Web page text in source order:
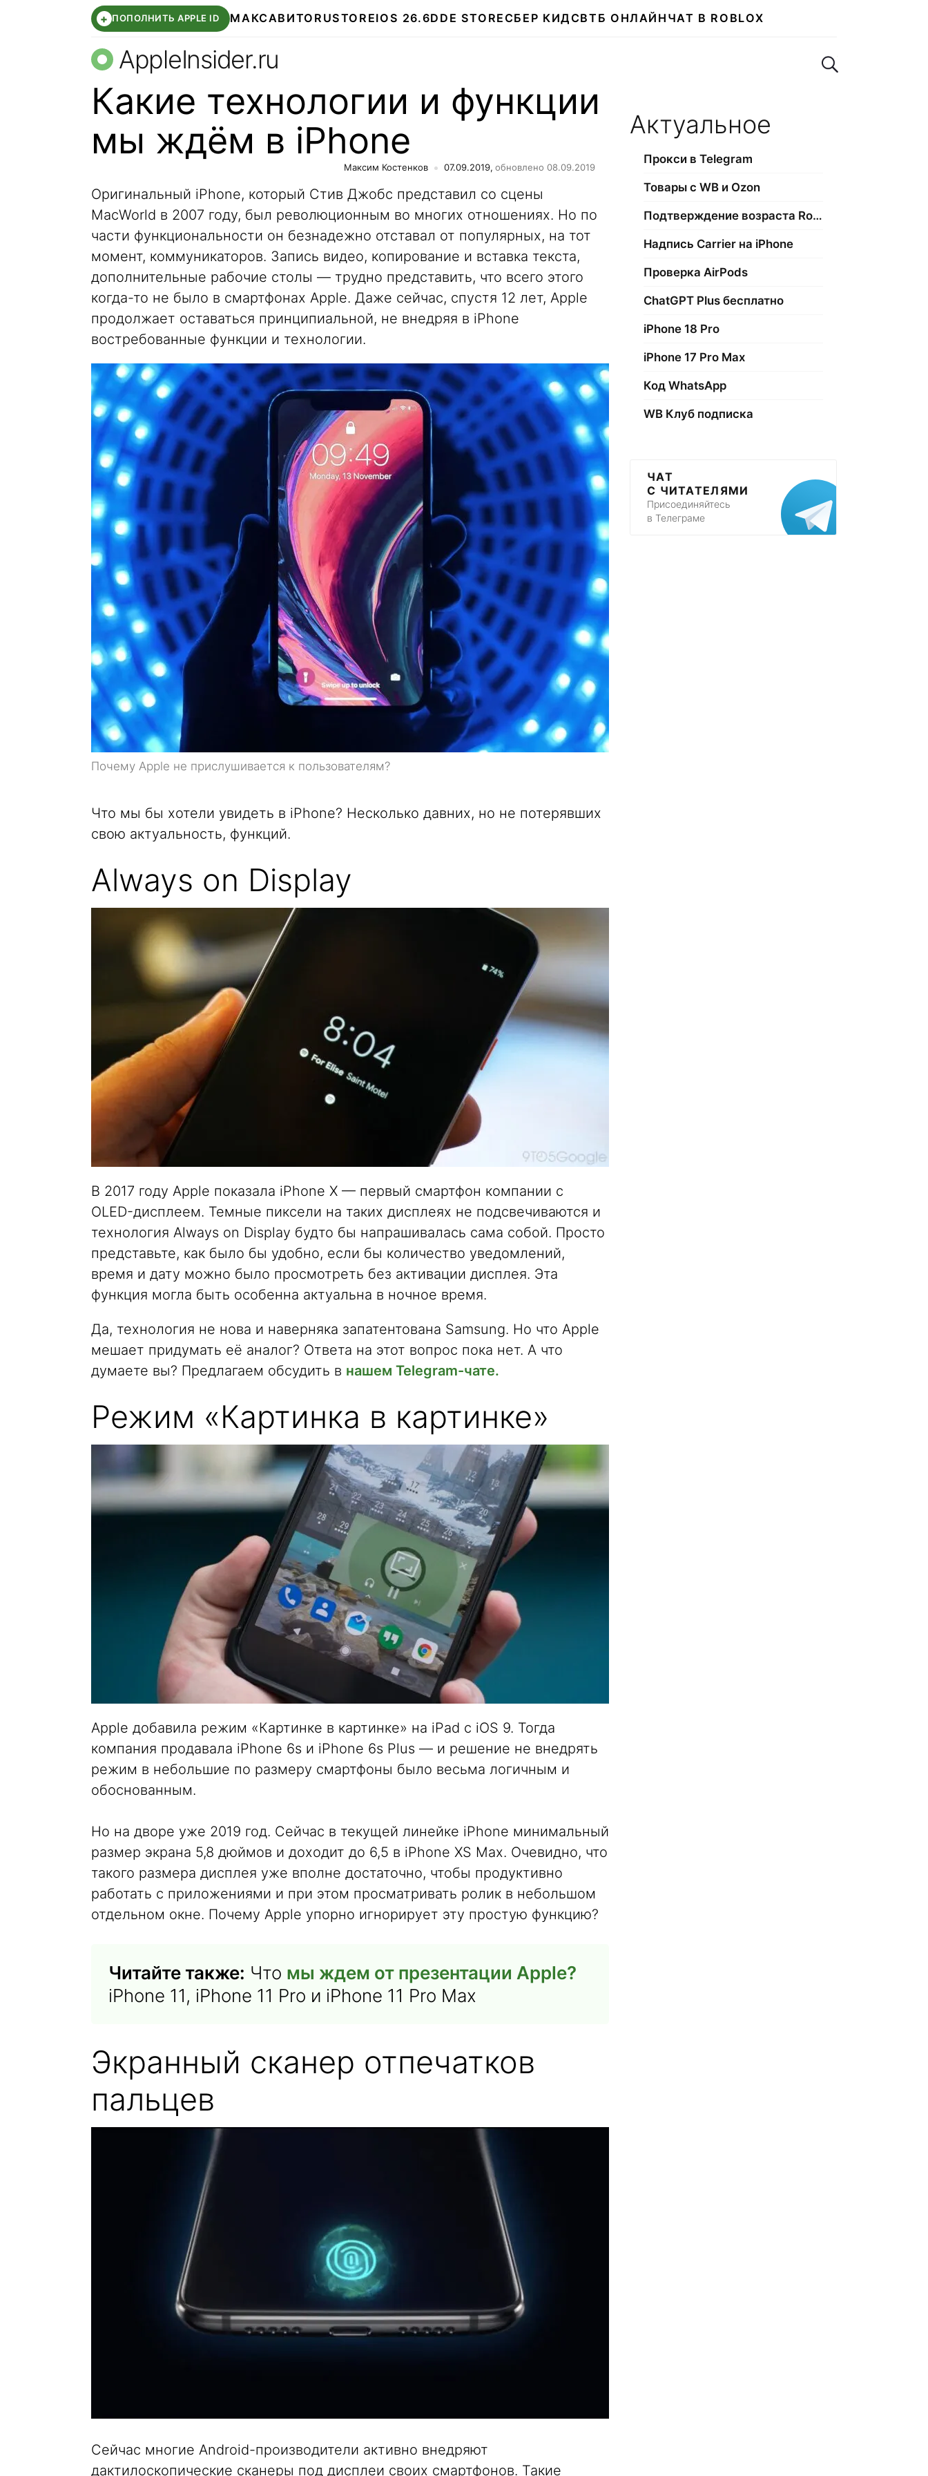
+ ПОПОЛНИТЬ APPLE ID МАКСАВИТО RUSTOREIOS 26.6DDE STORE СБЕР КИДСВТБ ОНЛАЙН ЧАТ В ROBLOX
AppleInsider.ru Поиск по сайту
Какие технологии и функции
мы ждём в iPhone
Максим Костенков 07.09.2019, обновлено 08.09.2019
Оригинальный iPhone, который Стив Джобс представил со сцены
MacWorld в 2007 году, был революционным во многих отношениях. Но по
части функциональности он безнадежно отставал от популярных, на тот
момент, коммуникаторов. Запись видео, копирование и вставка текста,
дополнительные рабочие столы — трудно представить, что всего этого
когда-то не было в смартфонах Apple. Даже сейчас, спустя 12 лет, Apple
продолжает оставаться принципиальной, не внедряя в iPhone
востребованные функции и технологии.
Почему Apple не прислушивается к пользователям?
Что мы бы хотели увидеть в iPhone? Несколько давних, но не потерявших
свою актуальность, функций.
Always on Display
В 2017 году Apple показала iPhone X — первый смартфон компании с
OLED-дисплеем. Темные пиксели на таких дисплеях не подсвечиваются и
технология Always on Display будто бы напрашивалась сама собой. Просто
представьте, как было бы удобно, если бы количество уведомлений,
время и дату можно было просмотреть без активации дисплея. Эта
функция могла быть особенна актуальна в ночное время.
Да, технология не нова и наверняка запатентована Samsung. Но что Apple
мешает придумать её аналог? Ответа на этот вопрос пока нет. А что
думаете вы? Предлагаем обсудить в нашем Telegram-чате.
Режим «Картинка в картинке»
Apple добавила режим «Картинке в картинке» на iPad с iOS 9. Тогда
компания продавала iPhone 6s и iPhone 6s Plus — и решение не внедрять
режим в небольшие по размеру смартфоны было весьма логичным и
обоснованным.
Но на дворе уже 2019 год. Сейчас в текущей линейке iPhone минимальный
размер экрана 5,8 дюймов и доходит до 6,5 в iPhone XS Max. Очевидно, что
такого размера дисплея уже вполне достаточно, чтобы продуктивно
работать с приложениями и при этом просматривать ролик в небольшом
отдельном окне. Почему Apple упорно игнорирует эту простую функцию?
Читайте также: Что мы ждем от презентации Apple?
iPhone 11, iPhone 11 Pro и iPhone 11 Pro Max
Экранный сканер отпечатков
пальцев
Сейчас многие Android-производители активно внедряют
дактилоскопические сканеры под дисплеи своих смартфонов. Такие
Актуальное
Прокси в Telegram
Товары с WB и Ozon
Подтверждение возраста Roblox
Надпись Carrier на iPhone
Проверка AirPods
ChatGPT Plus бесплатно
iPhone 18 Pro
iPhone 17 Pro Max
Код WhatsApp
WB Клуб подписка
ЧАТ
С ЧИТАТЕЛЯМИ
Присоединяйтесь
в Телеграме